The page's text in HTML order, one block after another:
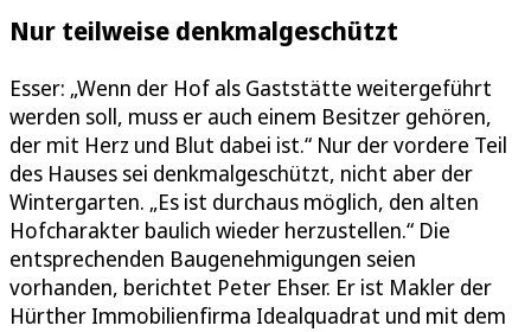
Nur teilweise denkmalgeschützt
Esser: „Wenn der Hof als Gaststätte weitergeführt
werden soll, muss er auch einem Besitzer gehören,
der mit Herz und Blut dabei ist.“ Nur der vordere Teil
des Hauses sei denkmalgeschützt, nicht aber der
Wintergarten. „Es ist durchaus möglich, den alten
Hofcharakter baulich wieder herzustellen.“ Die
entsprechenden Baugenehmigungen seien
vorhanden, berichtet Peter Ehser. Er ist Makler der
Hürther Immobilienfirma Idealquadrat und mit dem